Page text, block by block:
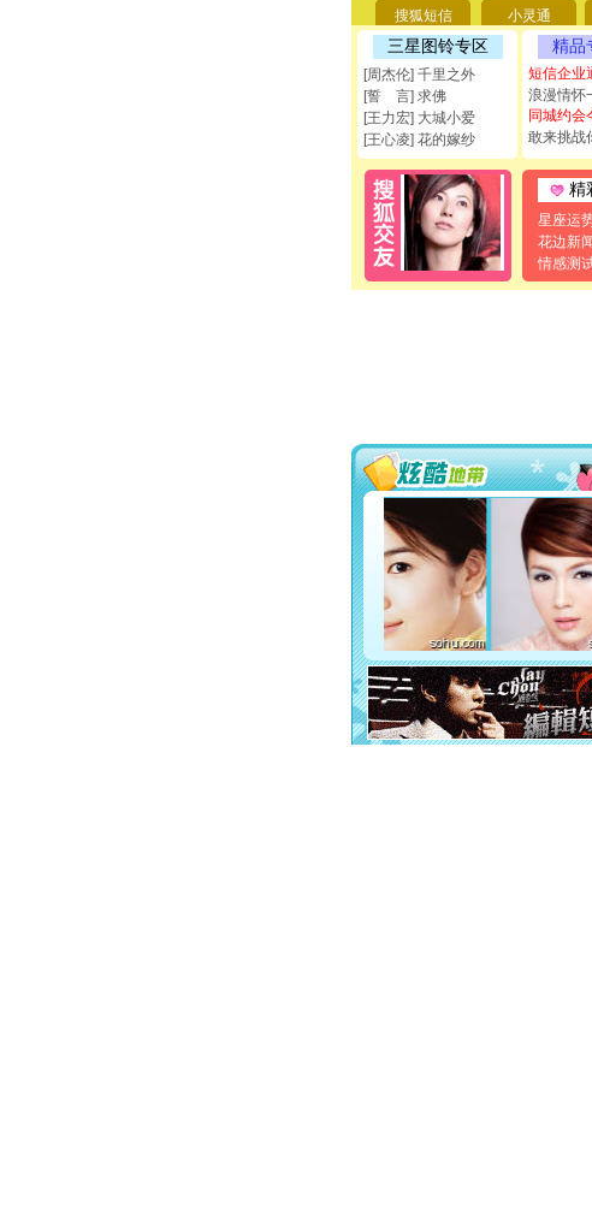
搜狐短信 小灵通
三星图铃专区
[周杰伦] 千里之外
[誓 言] 求佛
[王力宏] 大城小爱
[王心凌] 花的嫁纱
精品
短信企业
浪漫情怀
同城约会
敢来挑战
精
星座运
花边新闻
情感测